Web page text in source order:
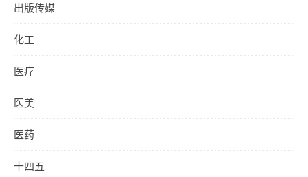
出版传媒
化工
医疗
医美
医药
十四五